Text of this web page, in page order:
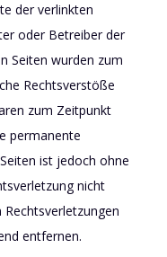
der verlinkten
oder Betreiber der
Seiten wurden zum
Rechtsverstöße
zum Zeitpunkt
permanente
ist jedoch ohne
nicht
entfernen.